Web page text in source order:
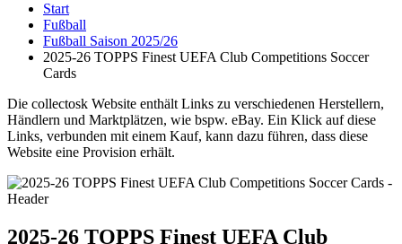
Start
Fußball
Fußball Saison 2025/26
2025-26 TOPPS Finest UEFA Club Competitions Soccer
Cards
Die collectosk Website enthält Links zu verschiedenen Herstellern,
Händlern und Marktplätzen, wie bspw. eBay. Ein Klick auf diese
Links, verbunden mit einem Kauf, kann dazu führen, dass diese
Website eine Provision erhält.
2025-26 TOPPS Finest UEFA Club